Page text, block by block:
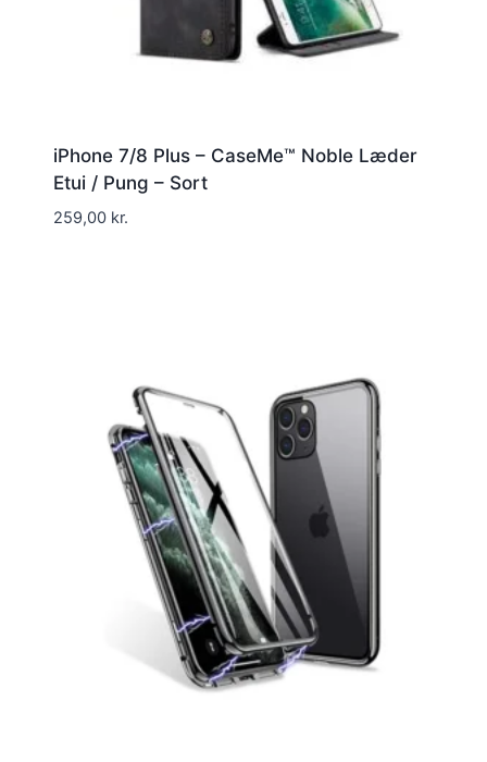
iPhone 7/8 Plus – CaseMe™ Noble Læder
Etui / Pung – Sort
259,00 kr.